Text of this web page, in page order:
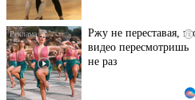
i
Ржу не переставая,
видео пересмотришь
не раз